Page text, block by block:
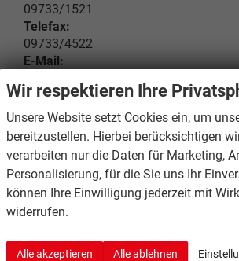
09733/1521
Telefax:
09733/4522
E-Mail:
Öffnungszeiten
Montag bis
Freitag
08:00 - 12:00
Uhr
13:00 - 17:00
Uhr
Wir respektieren Ihre
Unsere Website setzt Cookies ein, um
bereitzustellen. Hierbei berücksichtigen
verarbeiten nur die Daten für Marketing,
Personalisierung, für die Sie uns Ihr
können Ihre Einwilligung jederzeit mit
widerrufen.
Alle akzeptieren Alle ablehnen